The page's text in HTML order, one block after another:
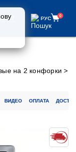
57 РУС
РУС 0
на 2 конфорки >
ВИДЕО ОПЛАТА